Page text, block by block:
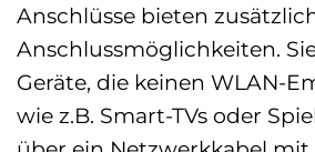
Anschlüsse bieten
Anschlussmöglichkeiten.
Geräte, die keinen WLAN-
wie z.B. Smart-TVs oder